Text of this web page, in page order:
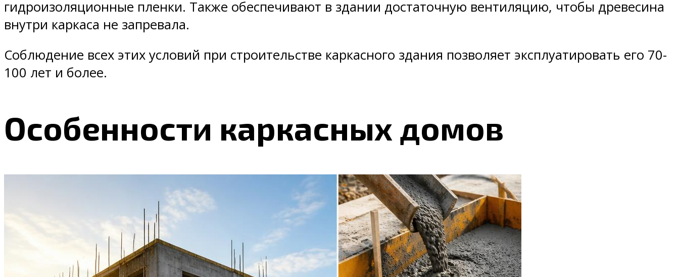
гидроизоляционные пленки. Также обеспечивают в здании достаточную вентиляцию, чтобы древесина
внутри каркаса не запревала.
Соблюдение всех этих условий при строительстве каркасного здания позволяет эксплуатировать его 70-
100 лет и более.
Особенности каркасных домов